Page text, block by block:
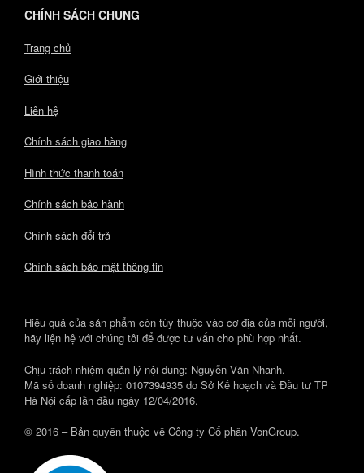
CHÍNH SÁCH CHUNG
Trang chủ
Giới thiệu
Liên hệ
Chính sách giao hàng
Hình thức thanh toán
Chính sách bảo hành
Chính sách đổi trả
Chính sách bảo mật thông tin
Hiệu quả của sản phẩm còn tùy thuộc vào cơ địa của mỗi người,
hãy liện hệ với chúng tôi để được tư vấn cho phù hợp nhất.
Chịu trách nhiệm quản lý nội dung: Nguyễn Văn Nhanh.
Mã số doanh nghiệp: 0107394935 do Sở Kế hoạch và Đầu tư TP
Hà Nội cấp lần đầu ngày 12/04/2016.
© 2016 – Bản quyền thuộc về Công ty Cổ phần VonGroup.